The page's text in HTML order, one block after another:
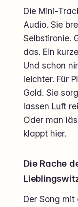
Die Mini-
Audio. Sie
Selbstironie.
das. Ein
Und schon
leichter. Für
Gold. Sie
lassen Luft
Oder man
klappt hier.
Die Rache
Der Song